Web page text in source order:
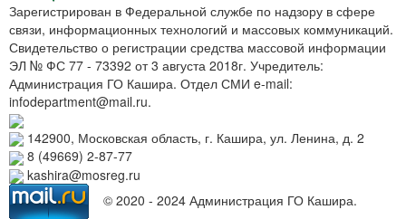
Зарегистрирован в Федеральной службе по надзору в сфере
связи, информационных технологий и массовых коммуникаций.
Свидетельство о регистрации средства массовой информации
ЭЛ № ФС 77 - 73392 от 3 августа 2018г. Учредитель:
Администрация ГО Кашира. Отдел СМИ e-mail:
infodepartment@mail.ru.
142900, Московская область, г. Кашира, ул. Ленина, д. 2
8 (49669) 2-87-77
kashira@mosreg.ru
© 2020 - 2024 Администрация ГО Кашира.